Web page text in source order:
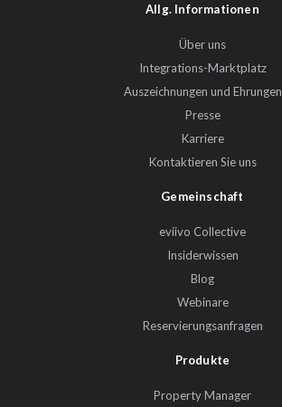
Allg. Informationen
Über uns
Integrations-Marktplatz
Auszeichnungen und Ehrungen
Presse
Karriere
Kontaktieren Sie uns
Gemeinschaft
eviivo Collective
Insiderwissen
Blog
Webinare
Reservierungsanfragen
Produkte
Property Manager